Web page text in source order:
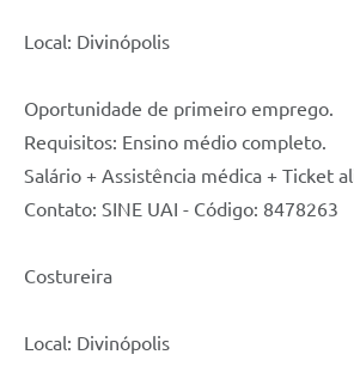
Local: Divinópolis
Oportunidade de primeiro emprego.
Requisitos: Ensino médio completo.
Salário + Assistência médica + Ticket
Contato: SINE UAI - Código: 8478263
Costureira
Local: Divinópolis